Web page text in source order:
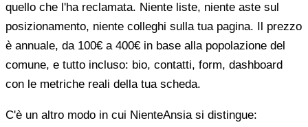
quello che l'ha reclamata. Niente liste, niente aste sul
posizionamento, niente colleghi sulla tua pagina. Il prezzo
è annuale, da 100€ a 400€ in base alla popolazione del
comune, e tutto incluso: bio, contatti, form, dashboard
con le metriche reali della tua scheda.
C'è un altro modo in cui NienteAnsia si distingue: